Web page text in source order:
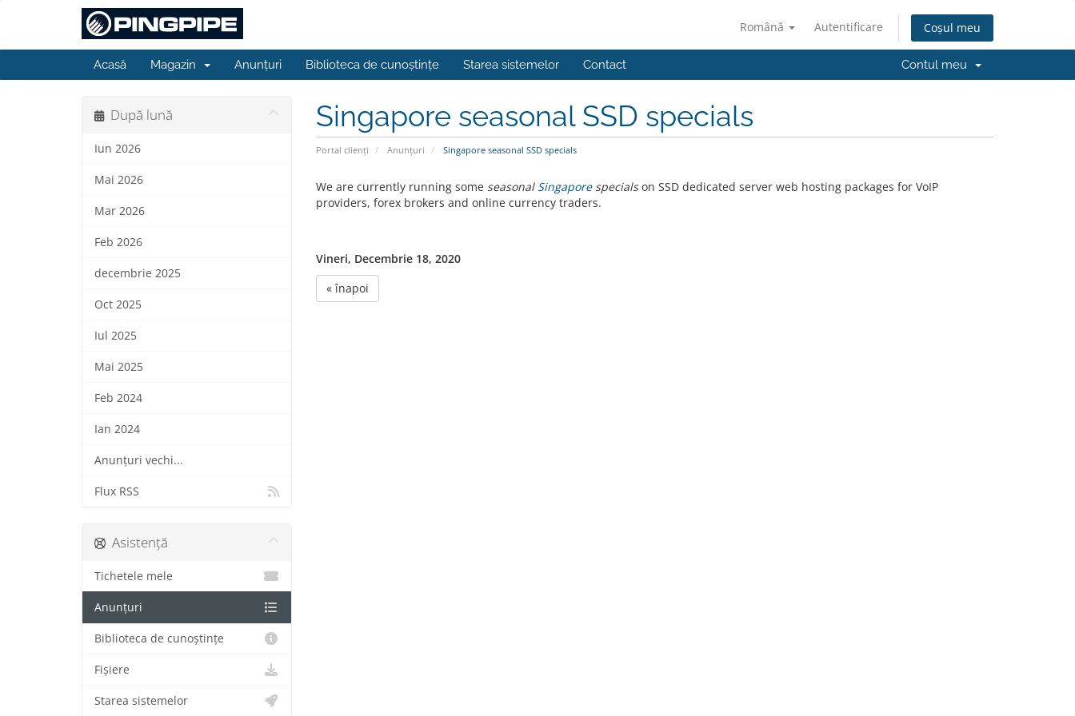
Română Autentificare Coșul meu
Acasă Magazin Anunțuri Biblioteca de cunoștințe Starea sistemelor Contact Contul meu
Singapore seasonal SSD specials
Portal clienți Anunțuri Singapore seasonal SSD specials
După lună
Iun 2026
Mai 2026
Mar 2026
Feb 2026
decembrie 2025
Oct 2025
Iul 2025
Mai 2025
Feb 2024
Ian 2024
Anunțuri vechi...
Flux RSS
We are currently running some seasonal Singaporespecialson SSD dedicated server web hosting packages for VoIP
providers, forex brokers and online currency traders.
Vineri, Decembrie 18, 2020
« înapoi
Asistență
Tichetele mele
Anunțuri
Biblioteca de cunoștințe
Fișiere
Starea sistemelor